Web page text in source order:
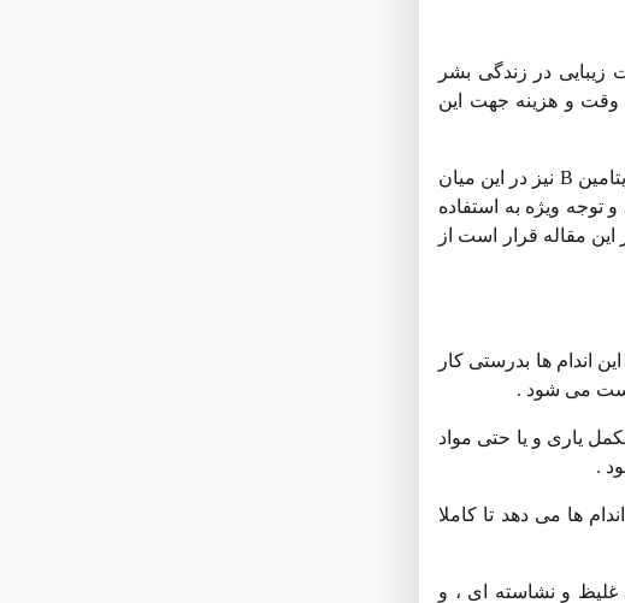
زیبایی در زندگی بشر
وقت و هزینه جهت این
یک راهکار دیگر ویتامین تراپی است . ویتامین هایی مانند E , C و A در سلامت و زیبایی پوست موثر هستند . خانواده ی بزرگ ویتامین B نیز در این میان
توجه ویژه به استفاده
مقاله قرار است از
اندام ها بدرستی کار
می شود .
یاری و یا حتی مواد
.
زمان فرصت کافی به اندام ها می دهد تا کاملا
غلیظ و نشاسته ای ،‌ و